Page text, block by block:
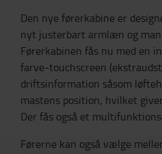
Den nye førerkabine er
nyt justerbart armlæn og
Førerkabinen fås nu med en
farve-touchscreen
driftsinformation såsom
mastens position, hvilket
Der fås også et
Førerne kan også vælge